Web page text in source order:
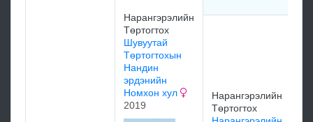
Нарангэрэлийн
Төртогтох
Шувуутай
Төртогтохын
Нандин
эрдэнийн
Номхон хул
2019
Нарангэрэлийн
Төртогтох